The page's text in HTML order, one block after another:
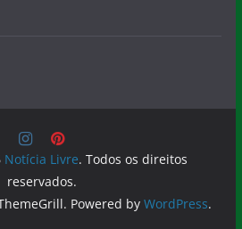
Notícia Livre. Todos os direitos
reservados.
Powered byWordPress